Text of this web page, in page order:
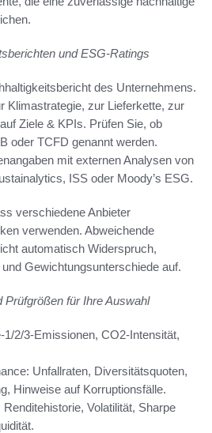
und ESG-Ratings
des Unternehmens.
Klimastrategie, zur Lieferkette, zur
Ziele & KPIs. Prüfen Sie, ob
oder TCFD genannt werden.
mit externen Analysen von
ISS oder Moody’s ESG.
verschiedene Anbieter
verwenden. Abweichende
automatisch Widerspruch,
Gewichtungsunterschiede auf.
Prüfgrößen für Ihre Auswahl
2/3‑Emissionen, CO2‑Intensität,
Unfallraten, Diversitätsquoten,
Hinweise auf Korruptionsfälle.
Volatilität, Sharpe